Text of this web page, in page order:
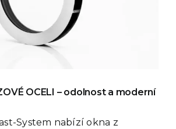
OCELI – odolnost a moderní
System nabízí okna z